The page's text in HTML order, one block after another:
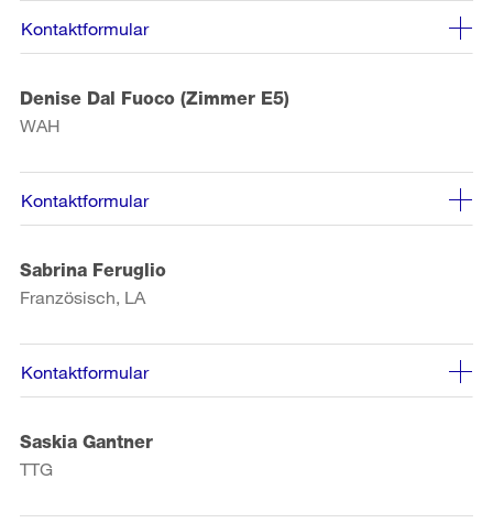
Kontaktformular
Denise Dal Fuoco (Zimmer E5)
WAH
Kontaktformular
Sabrina Feruglio
Französisch, LA
Kontaktformular
Saskia Gantner
TTG